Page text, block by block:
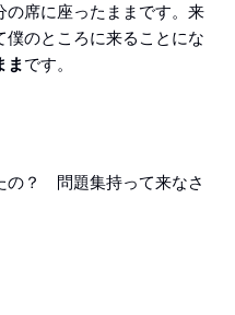
の席に座ったままです。来
のところに来ることにな
ま です。
の？ 問題集持って来なさ